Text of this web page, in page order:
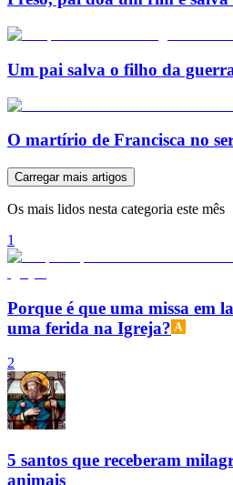
Um pai salva o filho da
O martírio de Francisca no
Carregar mais artigos
Os mais lidos nesta categoria este mês
1
Porque é que uma missa em
uma ferida na Igreja?
2
5 santos que receberam
animais